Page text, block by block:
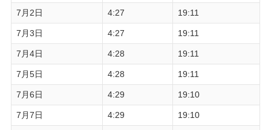
7月2日 4:27 19:11
7月3日 4:27 19:11
7月4日 4:28 19:11
7月5日 4:28 19:11
7月6日 4:29 19:10
7月7日 4:29 19:10